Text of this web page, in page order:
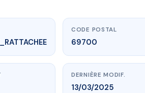
CODE POSTAL
69700
DERNIÈRE MODIF.
13/03/2025